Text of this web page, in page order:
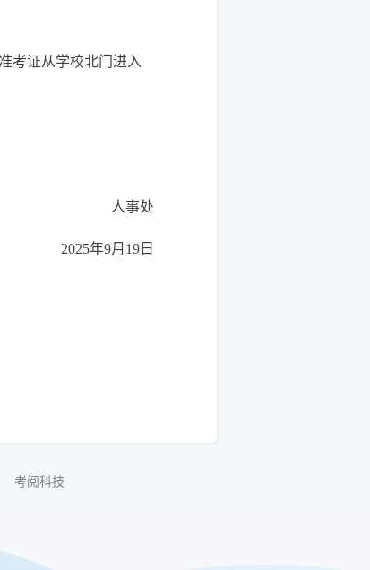
考证从学校北门进入
人事处
2025年9月19日
考阅科技